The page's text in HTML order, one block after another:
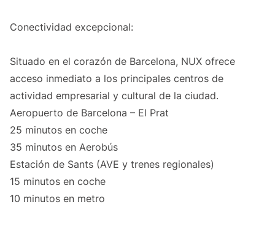
Conectividad excepcional:
Situado en el corazón de Barcelona, NUX ofrece
acceso inmediato a los principales centros de
actividad empresarial y cultural de la ciudad.
Aeropuerto de Barcelona – El Prat
25 minutos en coche
35 minutos en Aerobús
Estación de Sants (AVE y trenes regionales)
15 minutos en coche
10 minutos en metro